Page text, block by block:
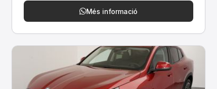
Més informació